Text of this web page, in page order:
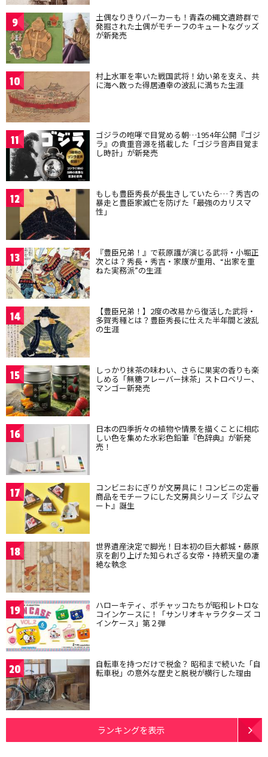
9 土偶なりきりパーカーも！青森の縄文遺跡群で
発掘された土偶がモチーフのキュートなグッズ
が新発売
10 村上水軍を率いた戦国武将！幼い弟を支え、共
に海へ散った得居通幸の波乱に満ちた生涯
11 ゴジラの咆哮で目覚める朝…1954年公開『ゴジ
ラ』の貴重音源を搭載した「ゴジラ音声目覚ま
し時計」が新発売
12 もしも豊臣秀長が長生きしていたら…？秀吉の
暴走と豊臣家滅亡を防げた「最強のカリスマ
性」
13 『豊臣兄弟！』で萩原護が演じる武将・小堀正
次とは？秀長・秀吉・家康が重用、“出家を重
ねた実務派”の生涯
14 【豊臣兄弟！】2度の改易から復活した武将・
多賀秀種とは？豊臣秀長に仕えた半年間と波乱
の生涯
15 しっかり抹茶の味わい、さらに果実の香りも楽
しめる「無糖フレーバー抹茶」ストロベリー、
マンゴー新発売
16 日本の四季折々の植物や情景を描くことに相応
しい色を集めた水彩色鉛筆『色辞典』が新発
売！
17 コンビニおにぎりが文房具に！コンビニの定番
商品をモチーフにした文房具シリーズ『ジムマ
ート』誕生
18 世界遺産決定で脚光！日本初の巨大都城・藤原
京を創り上げた知られざる女帝・持統天皇の凄
絶な執念
19 ハローキティ、ポチャッコたちが昭和レトロな
コインケースに！「サンリオキャラクターズ コ
インケース」第２弾
20 自転車を持つだけで税金？ 昭和まで続いた「自
転車税」の意外な歴史と脱税が横行した理由
ランキングを表示